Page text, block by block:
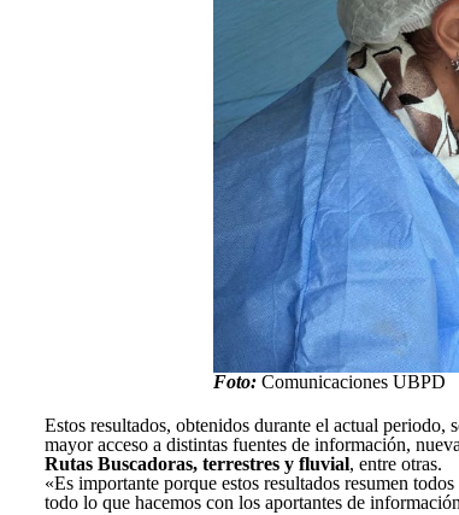
Foto: Comunicaciones UBPD
Estos resultados, obtenidos durante el actual
mayor acceso a distintas fuentes de información,
Rutas Buscadoras, terrestres y fluvial, entre otras.
«Es importante porque estos resultados resumen
todo lo que hacemos con los aportantes de